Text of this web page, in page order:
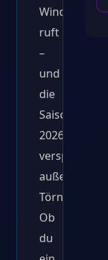
Wind
ruft
–
und
die
Saison
2026
verspricht
Törns.
Ob
du